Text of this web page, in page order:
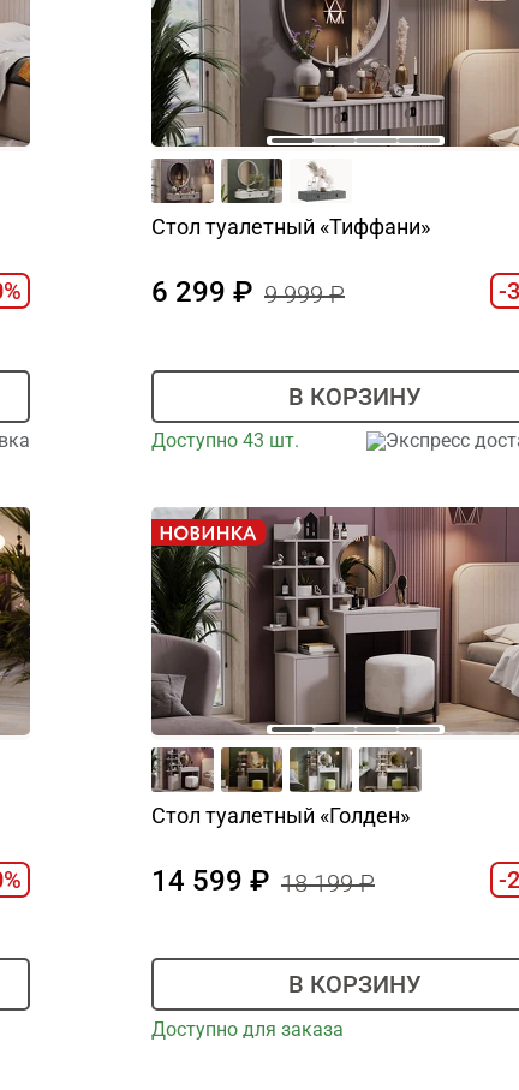
Стол туалетный «Тиффани»
6 299 9 999 -
В КОРЗИНУ
Доступно 43 шт. Экспресс
Стол туалетный «Голден»
14 599 18 199 -
В КОРЗИНУ
Доступно для заказа